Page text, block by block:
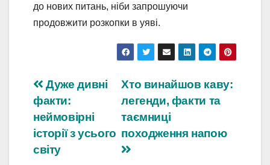
до нових питань, ніби запрошуючи
продовжити розкопки в уяві.
Навігація
записів
Хто винайшов каву:
легенди, факти та
таємниці
походження напою
Дуже дивні
факти:
неймовірні
історії з усього
світу